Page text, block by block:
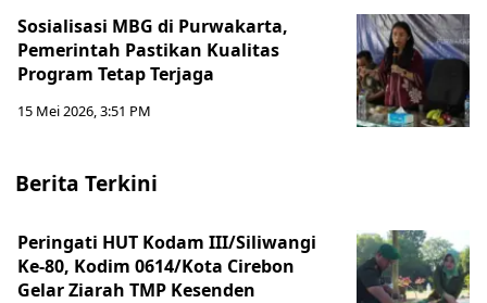
Sosialisasi MBG di Purwakarta,
Pemerintah Pastikan Kualitas
Program Tetap Terjaga
15 Mei 2026, 3:51 PM
Berita Terkini
Peringati HUT Kodam III/Siliwangi
Ke-80, Kodim 0614/Kota Cirebon
Gelar Ziarah TMP Kesenden